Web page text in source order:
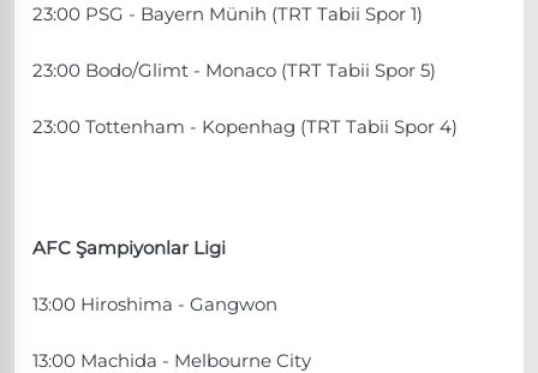
23:00 PSG - Bayern Münih (TRT Tabii Spor 1)
23:00 Bodo/Glimt - Monaco (TRT Tabii Spor 5)
23:00 Tottenham - Kopenhag (TRT Tabii Spor 4)
AFC Şampiyonlar Ligi
13:00 Hiroshima - Gangwon
13:00 Machida - Melbourne City